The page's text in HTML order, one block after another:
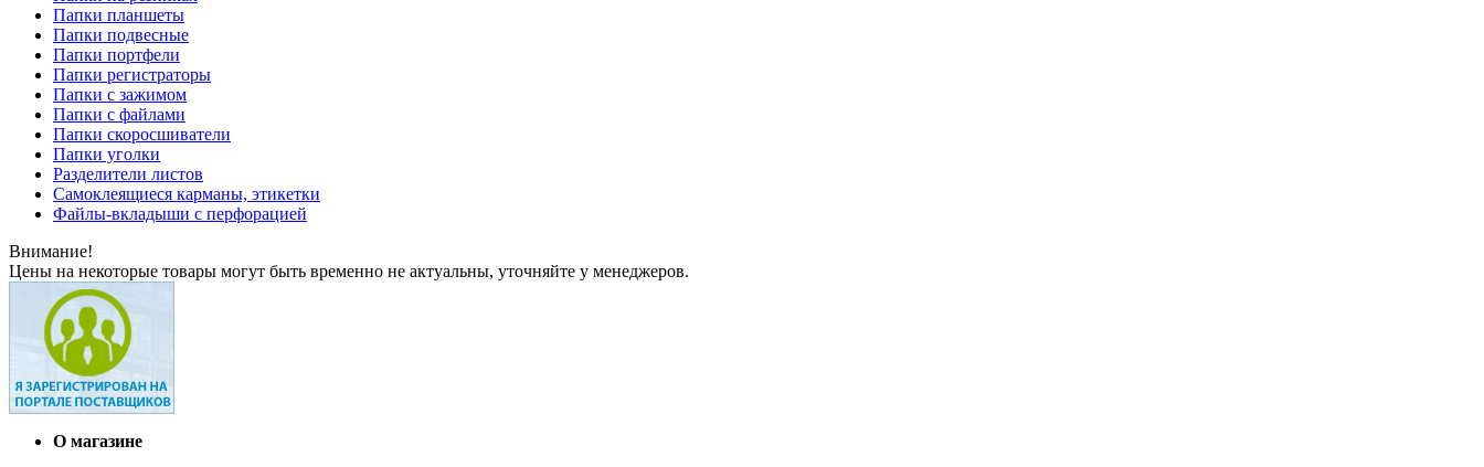
Папки планшеты
Папки подвесные
Папки портфели
Папки регистраторы
Папки с зажимом
Папки с файлами
Папки скоросшиватели
Папки уголки
Разделители листов
Самоклеящиеся карманы, этикетки
Файлы-вкладыши с перфорацией
Внимание!
Цены на некоторые товары могут быть временно не актуальны, уточняйте у менеджеров.
О магазине